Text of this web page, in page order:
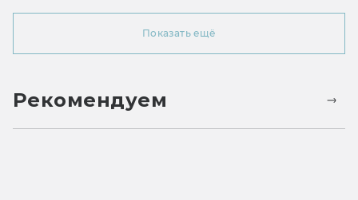
Показать ещё
Рекомендуем